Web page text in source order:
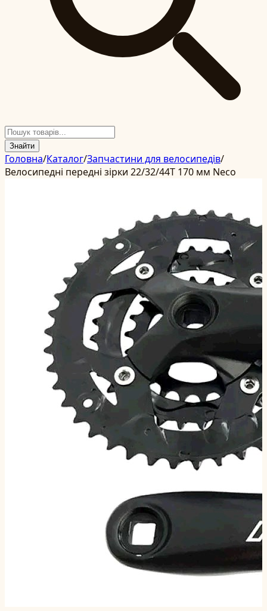
Знайти
Головна/Каталог/Запчастини для велосипедів/
Велосипедні передні зірки 22/32/44T 170 мм Neco